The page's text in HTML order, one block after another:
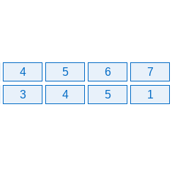
4 5 6
7
3 4 5
1